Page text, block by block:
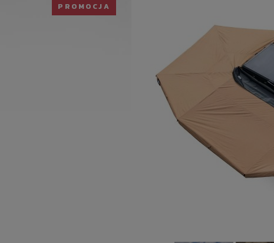
PROMOCJA